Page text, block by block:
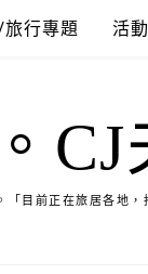
行專題 活
。
目前正在旅居各地